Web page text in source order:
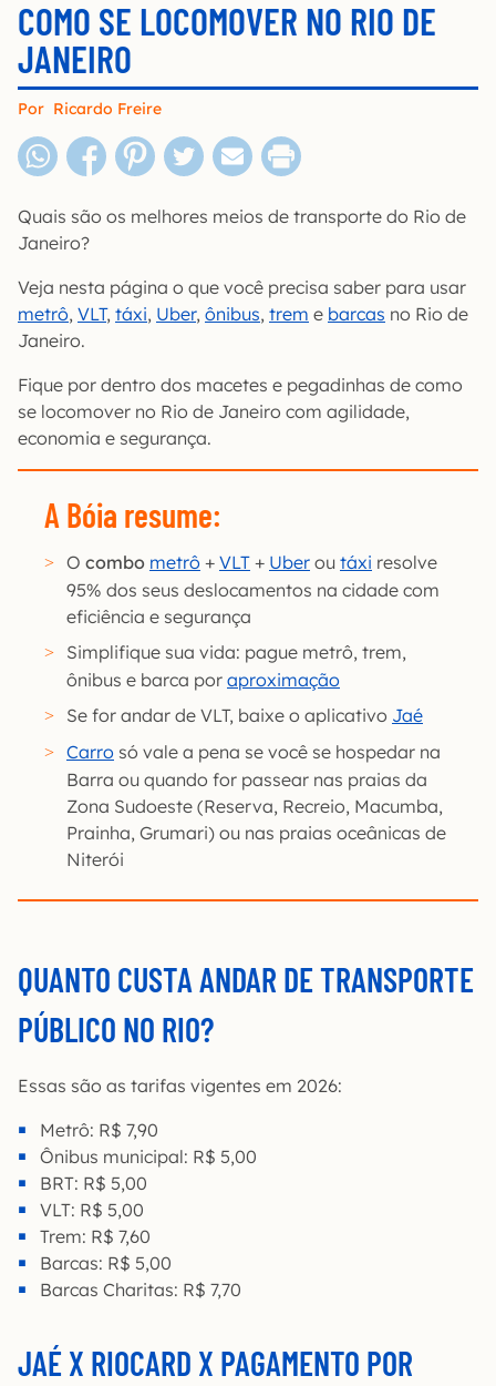
COMO SE LOCOMOVER NO RIO DE
JANEIRO
Por Ricardo Freire
Quais são os melhores meios de transporte do Rio de
Janeiro?
Veja nesta página o que você precisa saber para usar
metrô, VLT, táxi, Uber, ônibus, trem e barcas no Rio de
Janeiro.
Fique por dentro dos macetes e pegadinhas de como
se locomover no Rio de Janeiro com agilidade,
economia e segurança.
A Bóia resume:
O combo metrô + VLT + Uber ou táxi resolve
95% dos seus deslocamentos na cidade com
eficiência e segurança
Simplifique sua vida: pague metrô, trem,
ônibus e barca por aproximação
Se for andar de VLT, baixe o aplicativo Jaé
Carro só vale a pena se você se hospedar na
Barra ou quando for passear nas praias da
Zona Sudoeste (Reserva, Recreio, Macumba,
Prainha, Grumari) ou nas praias oceânicas de
Niterói
QUANTO CUSTA ANDAR DE TRANSPORTE
PÚBLICO NO RIO?
Essas são as tarifas vigentes em 2026:
Metrô: R$ 7,90
Ônibus municipal: R$ 5,00
BRT: R$ 5,00
VLT: R$ 5,00
Trem: R$ 7,60
Barcas: R$ 5,00
Barcas Charitas: R$ 7,70
JAÉ X RIOCARD X PAGAMENTO POR